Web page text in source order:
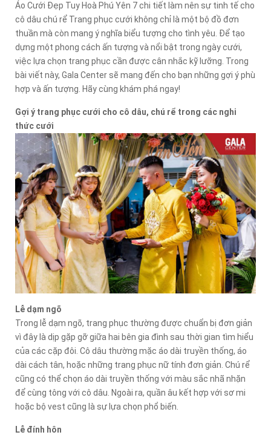
Áo Cưới Đẹp Tuy Hoà Phú Yên 7 chi tiết làm nên sự tinh tế cho
cô dâu chú rể Trang phục cưới không chỉ là một bộ đồ đơn
thuần mà còn mang ý nghĩa biểu tượng cho tình yêu. Để tạo
dựng một phong cách ấn tượng và nổi bật trong ngày cưới,
việc lựa chọn trang phục cần được cân nhắc kỹ lưỡng. Trong
bài viết này, Gala Center sẽ mang đến cho bạn những gợi ý phù
hợp và ấn tượng. Hãy cùng khám phá ngay!
Gợi ý trang phục cưới cho cô dâu, chú rể trong các nghi
thức cưới
Lễ dạm ngõ
Trong lễ dạm ngõ, trang phục thường được chuẩn bị đơn giản
vì đây là dịp gặp gỡ giữa hai bên gia đình sau thời gian tìm hiểu
của các cặp đôi. Cô dâu thường mặc áo dài truyền thống, áo
dài cách tân, hoặc những trang phục nữ tính đơn giản. Chú rể
cũng có thể chọn áo dài truyền thống với màu sắc nhã nhặn
để cùng tông với cô dâu. Ngoài ra, quần âu kết hợp với sơ mi
hoặc bộ vest cũng là sự lựa chọn phổ biến.
Lễ đính hôn